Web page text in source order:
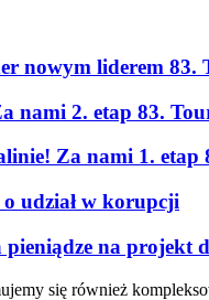
nowym liderem
nami 2. etap 83.
Za nami 1.
udział w korupcji
na projekt
się również